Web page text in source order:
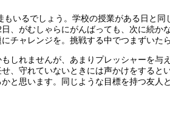
いるでしょう。学校の授業がある日と
、がむしゃらにがんばっても、次に続
チャレンジを。挑戦する中でつまずい
しれませんが、あまりプレッシャーを
、守れていないときには声かけをする
と思います。同じような目標を持つ友